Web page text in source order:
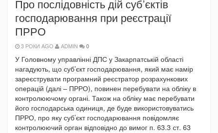
Про послідовність дій суб’єктів
господарювання при реєстрації
ПРРО
3 РОКИ AGO ADMIN 0
У Головному управлінні ДПС у Закарпатській області
нагадують, що суб’єкт господарювання, який має намір
зареєструвати програмний реєстратор розрахункових
операцій (далі – ПРРО), повинен перебувати на обліку в
контролюючому органі. Також на обліку має перебувати
його господарська одиниця, де буде використовуватись
ПРРО, про яку суб’єкт господарювання повідомляє
контролюючий орган відповідно до вимог п. 63.3 ст. 63